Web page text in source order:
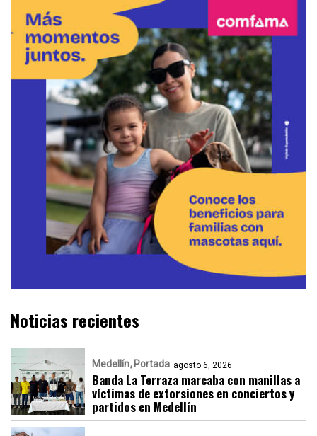
Noticias recientes
Medellín Portada agosto 6, 2026
Banda La Terraza marcaba con manillas a
víctimas de extorsiones en conciertos y
partidos en Medellín